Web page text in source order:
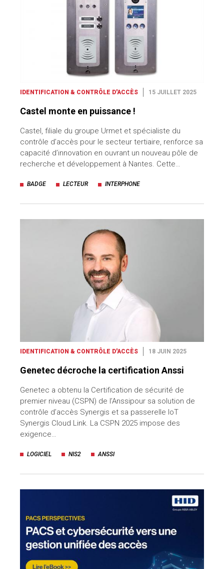
IDENTIFICATION & CONTRÔLE D'ACCÈS 15 JUILLET 2025
Castel monte en puissance !
Castel, filiale du groupe Urmet et spécialiste du
contrôle d’accès pour le secteur tertiaire, renforce sa
capacité d’innovation en ouvrant un nouveau pôle de
recherche et développement à Nantes. Cette…
BADGE LECTEUR INTERPHONE
IDENTIFICATION & CONTRÔLE D'ACCÈS 18 JUIN 2025
Genetec décroche la certification Anssi
Genetec a obtenu la Certification de sécurité de
premier niveau (CSPN) de l’Anssipour sa solution de
contrôle d’accès Synergis et sa passerelle IoT
Synergis Cloud Link. La CSPN 2025 impose des
exigence…
LOGICIEL NIS2 ANSSI